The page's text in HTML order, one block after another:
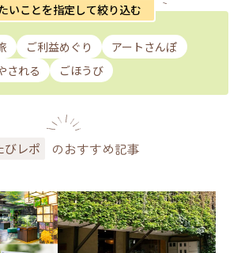
いことを指定して絞り込む
ご利益めぐり
アートさんぽ
される ごほうび
びレポ のおすすめ記事